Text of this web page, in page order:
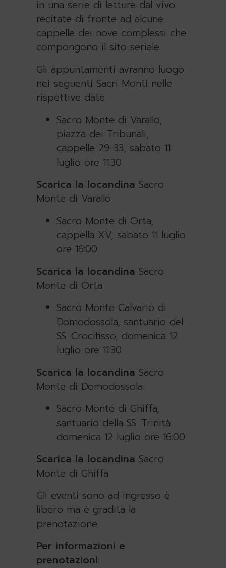
in una serie di letture dal vivo
recitate di fronte ad alcune
cappelle dei nove complessi che
compongono il sito seriale.
Gli appuntamenti avranno luogo
nei seguenti Sacri Monti nelle
rispettive date
Sacro Monte di Varallo,
piazza dei Tribunali,
cappelle 29-33, sabato 11
luglio ore 11:30
Scarica la locandina Sacro
Monte di Varallo
Sacro Monte di Orta,
cappella XV, sabato 11 luglio
ore 16:00
Scarica la locandina Sacro
Monte di Orta
Sacro Monte Calvario di
Domodossola, santuario del
SS. Crocifisso, domenica 12
luglio ore 11:30
Scarica la locandina Sacro
Monte di Domodossola
Sacro Monte di Ghiffa,
santuario della SS. Trinità
domenica 12 luglio ore 16:00
Scarica la locandina Sacro
Monte di Ghiffa
Gli eventi sono ad ingresso è
libero ma è gradita la
prenotazione.
Per informazioni e
prenotazioni: